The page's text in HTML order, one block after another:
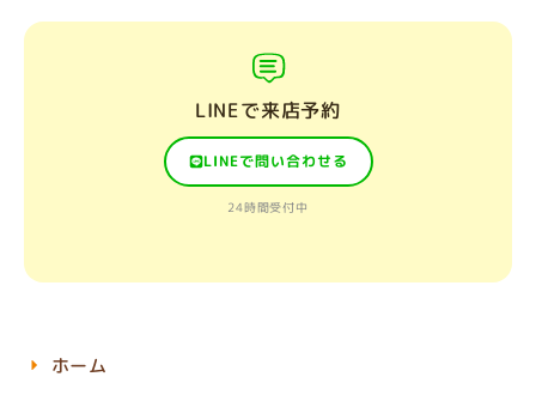
LINEで来店予約
LINEで問い合わせる
24時間受付中
ホーム